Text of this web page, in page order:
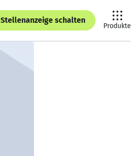
Stellenanzeige schalten
Produkte